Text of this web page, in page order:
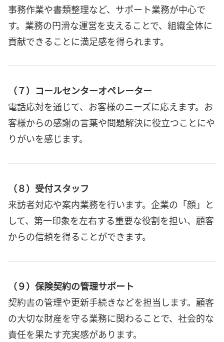
事務作業や書類整理など、サポート業務が中心で
す。業務の円滑な運営を支えることで、組織全体に
貢献できることに満足感を得られます。
（７）コールセンターオペレーター
電話応対を通じて、お客様のニーズに応えます。お
客様からの感謝の言葉や問題解決に役立つことにや
りがいを感じます。
（８）受付スタッフ
来訪者対応や案内業務を行います。企業の「顔」と
して、第一印象を左右する重要な役割を担い、顧客
からの信頼を得ることができます。
（９）保険契約の管理サポート
契約書の管理や更新手続きなどを担当します。顧客
の大切な財産を守る業務に関わることで、社会的な
責任を果たす充実感があります。